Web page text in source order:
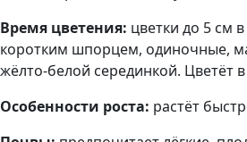
Время цветения: цветки до 5 см
коротким шпорцем, одиночные,
жёлто-белой серединкой. Цветёт
Особенности роста: растёт